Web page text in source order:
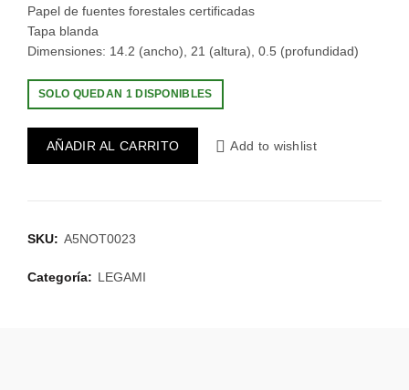
Papel de fuentes forestales certificadas
Tapa blanda
Dimensiones: 14.2 (ancho), 21 (altura), 0.5 (profundidad)
SOLO QUEDAN 1 DISPONIBLES
AÑADIR AL CARRITO Add to wishlist
SKU: A5NOT0023
Categoría: LEGAMI